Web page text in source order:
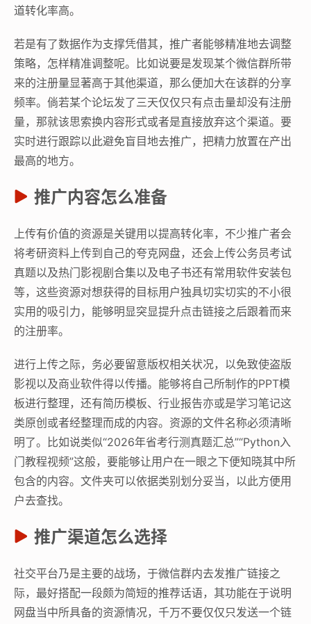
道转化率高。
若是有了数据作为支撑凭借其，推广者能够精准地去调整
策略，怎样精准调整呢。比如说要是发现某个微信群所带
来的注册量显著高于其他渠道，那么便加大在该群的分享
频率。倘若某个论坛发了三天仅仅只有点击量却没有注册
量，那就该思索换内容形式或者是直接放弃这个渠道。要
实时进行跟踪以此避免盲目地去推广，把精力放置在产出
最高的地方。
推广内容怎么准备
上传有价值的资源是关键用以提高转化率，不少推广者会
将考研资料上传到自己的夸克网盘，还会上传公务员考试
真题以及热门影视剧合集以及电子书还有常用软件安装包
等，这些资源对想获得的目标用户独具切实切实的不小很
实用的吸引力，能够明显突显提升点击链接之后跟着而来
的注册率。
进行上传之际，务必要留意版权相关状况，以免致使盗版
影视以及商业软件得以传播。能够将自己所制作的PPT模
板进行整理，还有简历模板、行业报告亦或是学习笔记这
类原创或者经整理而成的内容。资源的文件名称必须清晰
明了。比如说类似“2026年省考行测真题汇总”“Python入
门教程视频”这般，要能够让用户在一眼之下便知晓其中所
包含的内容。文件夹可以依据类别划分妥当，以此方便用
户去查找。
推广渠道怎么选择
社交平台乃是主要的战场，于微信群内去发推广链接之
际，最好搭配一段颇为简短的推荐话语，其功能在于说明
网盘当中所具备的资源情况，千万不要仅仅只发送一个链